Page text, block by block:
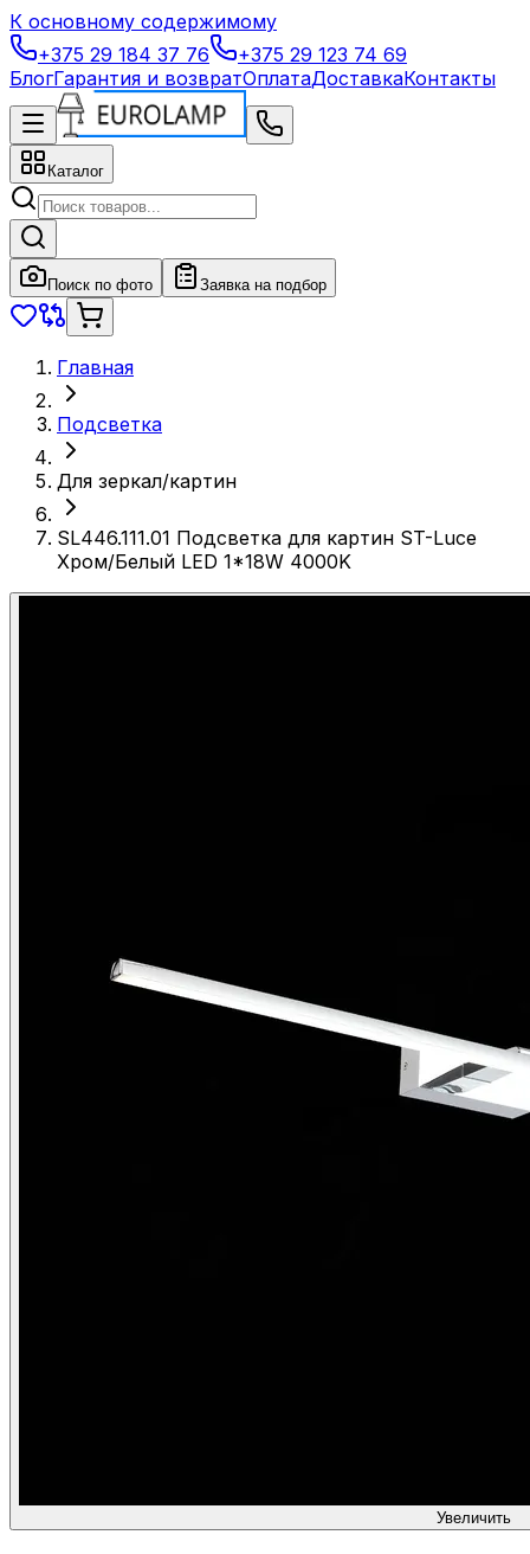
К основному содержимому
+375 29 184 37 76
+375 29 123 74 69
БлогГарантия и возвратОплатаДоставкаКонтакты
Каталог
Поиск по фото Заявка на подбор
Главная
Подсветка
Для зеркал/картин
SL446.111.01 Подсветка для картин ST-Luce
Хром/Белый LED 1*18W 4000K
Увеличить